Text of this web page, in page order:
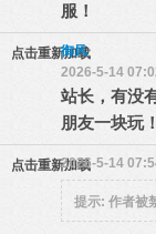
服！
点击重新加载
御风
2026-5-14
站长，有没
朋友一块玩！
点击重新加载2026-5-14
提示: 作者被